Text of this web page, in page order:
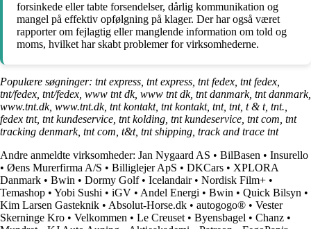
forsinkede eller tabte forsendelser, dårlig kommunikation og
mangel på effektiv opfølgning på klager. Der har også været
rapporter om fejlagtig eller manglende information om told og
moms, hvilket har skabt problemer for virksomhederne.
Populære søgninger: tnt express, tnt express, tnt fedex, tnt fedex,
tnt/fedex, tnt/fedex, www tnt dk, www tnt dk, tnt danmark, tnt danmark,
www.tnt.dk, www.tnt.dk, tnt kontakt, tnt kontakt, tnt, tnt, t & t, tnt.,
fedex tnt, tnt kundeservice, tnt kolding, tnt kundeservice, tnt com, tnt
tracking denmark, tnt com, t&t, tnt shipping, track and trace tnt
Andre anmeldte virksomheder: Jan Nygaard AS • BilBasen • Insurello
• Øens Murerfirma A/S • Billiglejer ApS • DKCars • XPLORA
Danmark • Bwin • Dormy Golf• Icelandair• Nordisk Film+ •
Temashop • Yobi Sushi • iGV • Andel Energi • Bwin • Quick Bilsyn •
Kim Larsen Gasteknik • Absolut-Horse.dk • autogogo® • Vester
Skerninge Kro • Velkommen • Le Creuset • Byensbagel • Chanz •